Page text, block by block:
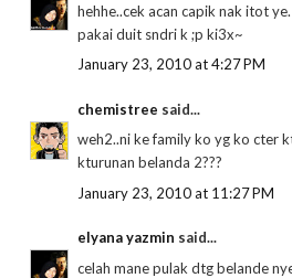
hehhe..cek acan capik nak itot
pakai duit sndri k ;p ki3x~
January 23, 2010 at 4:27 PM
chemistree said...
weh2..ni ke family ko yg ko cter
kturunan belanda 2???
January 23, 2010 at 11:27 PM
elyana yazmin said...
celah mane pulak dtg belande